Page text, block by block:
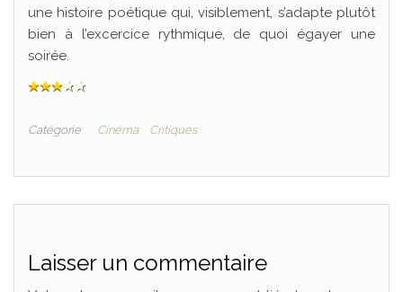
une histoire poétique qui, visiblement, s’adapte plutôt
bien à l’excercice rythmique, de quoi égayer une
soirée.
Catégorie Cinéma Critiques
Laisser un commentaire